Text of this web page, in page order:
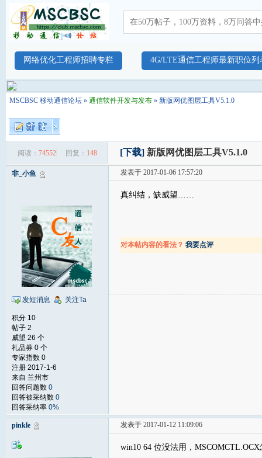
网络优化工程师招聘专栏 4G/LTE通信工程师最新职位列
MSCBSC 移动通信论坛 » 通信软件开发与发布 » 新版网优图层工具V5.1.0
阅读： 74552 回复： 148 [下载] 新版网优图层工具V5.1.0
非_小鱼
发短消息 关注Ta
积分 10
帖子 2
威望 26 个
礼品券 0 个
专家指数 0
注册 2017-1-6
来自 兰州市
回答问题数 0
回答被采纳数 0
回答采纳率 0%
发表于 2017-01-06 17:57:20
真纠结，缺威望……
对本帖内容的看法？ 我要点评
pinkle 发表于 2017-01-12 11:09:06
win10 64 位没法用，